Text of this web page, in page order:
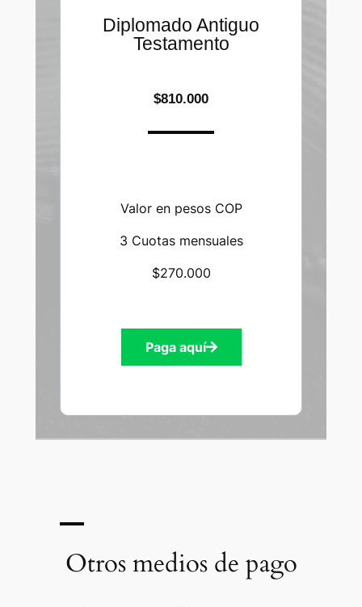
Diplomado Antiguo
Testamento
$810.000
Valor en pesos COP
3 Cuotas mensuales
$270.000
Paga aquí
Otros medios de pago